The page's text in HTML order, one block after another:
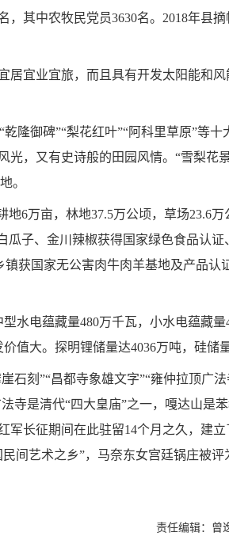
，其中农牧民党员3630名。 2018年县摘
居宜业宜旅，而且具有开发太阳能和风
乾隆御碑”“梨花红叶”“阿科里草原”等十
，又有史诗般的田园风情。 “雪梨花
。
地6万亩，林地37.5万公顷，草场23.6万
瓜子、金川辣椒获得国家绿色食品认证、
镇获国家无公害肉牛肉羊基地及产品认
水电蕴藏量480万千瓦，小水电蕴藏量
值大。探明锂储量达4036万吨，硅储
石刻 ”“昌都寺象雄文字”“雍仲拉顶广法
寺是清代“四大皇庙”之一，嘎达山是
军长征期间在此驻留14个月之久，建
间艺术之乡”，马奈东女宫廷锅庄被评
责任编辑：曾